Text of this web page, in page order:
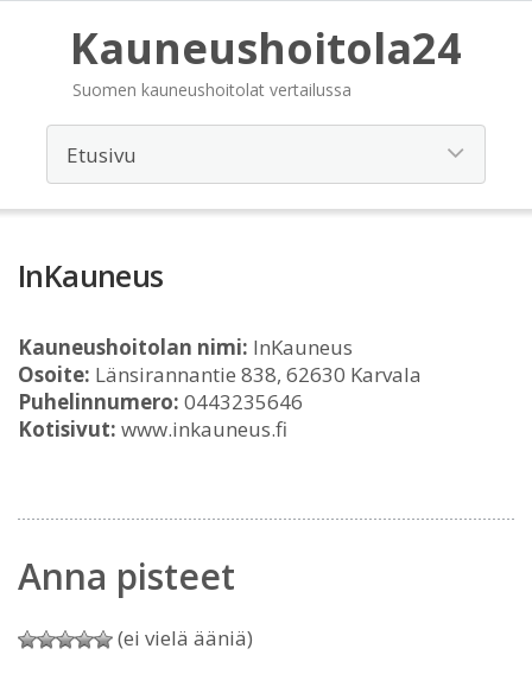
Kauneushoitola24
Suomen kauneushoitolat vertailussa
InKauneus
Kauneushoitolan nimi: InKauneus
Osoite: Länsirannantie 838, 62630 Karvala
Puhelinnumero: 0443235646
Kotisivut: www.inkauneus.fi
Anna pisteet
(ei vielä ääniä)